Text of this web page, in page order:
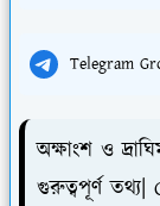
Telegram
অক্ষাংশ ও
গুরুত্বপূর্ণ তথ্য|